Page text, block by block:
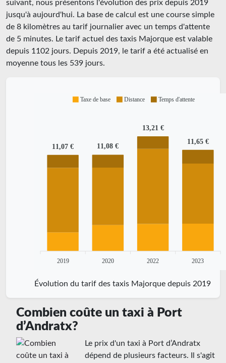
suivant, nous présentons l'évolution des prix depuis 2019
jusqu'à aujourd'hui. La base de calcul est une course simple
de 8 kilomètres au tarif journalier avec un temps d'attente
de 5 minutes. Le tarif actuel des taxis Majorque est valable
depuis 1102 jours. Depuis 2019, le tarif a été actualisé en
moyenne tous les 539 jours.
11,07 € 11,08 €
13,21 €
11,65 €
2019 2020 2022 2023
Taxe de base Distance Temps d'attente
Évolution du tarif des taxis Majorque depuis 2019
Combien coûte un taxi à Port
d’Andratx?
Le prix d'un taxi à Port d’Andratx
dépend de plusieurs facteurs. Il s'agit